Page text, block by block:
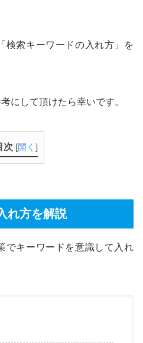
検索キーワードの入れ方」を
にして頂けたら幸いです。
次 [開く ]
れ方を解説
でキーワードを意識して入れ